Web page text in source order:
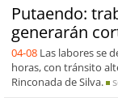
Putaendo:
generarán
04-08 Las labores se
horas, con tránsito
Rinconada de Silva.